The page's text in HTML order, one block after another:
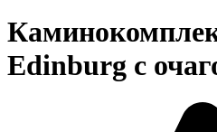
Edinburg с